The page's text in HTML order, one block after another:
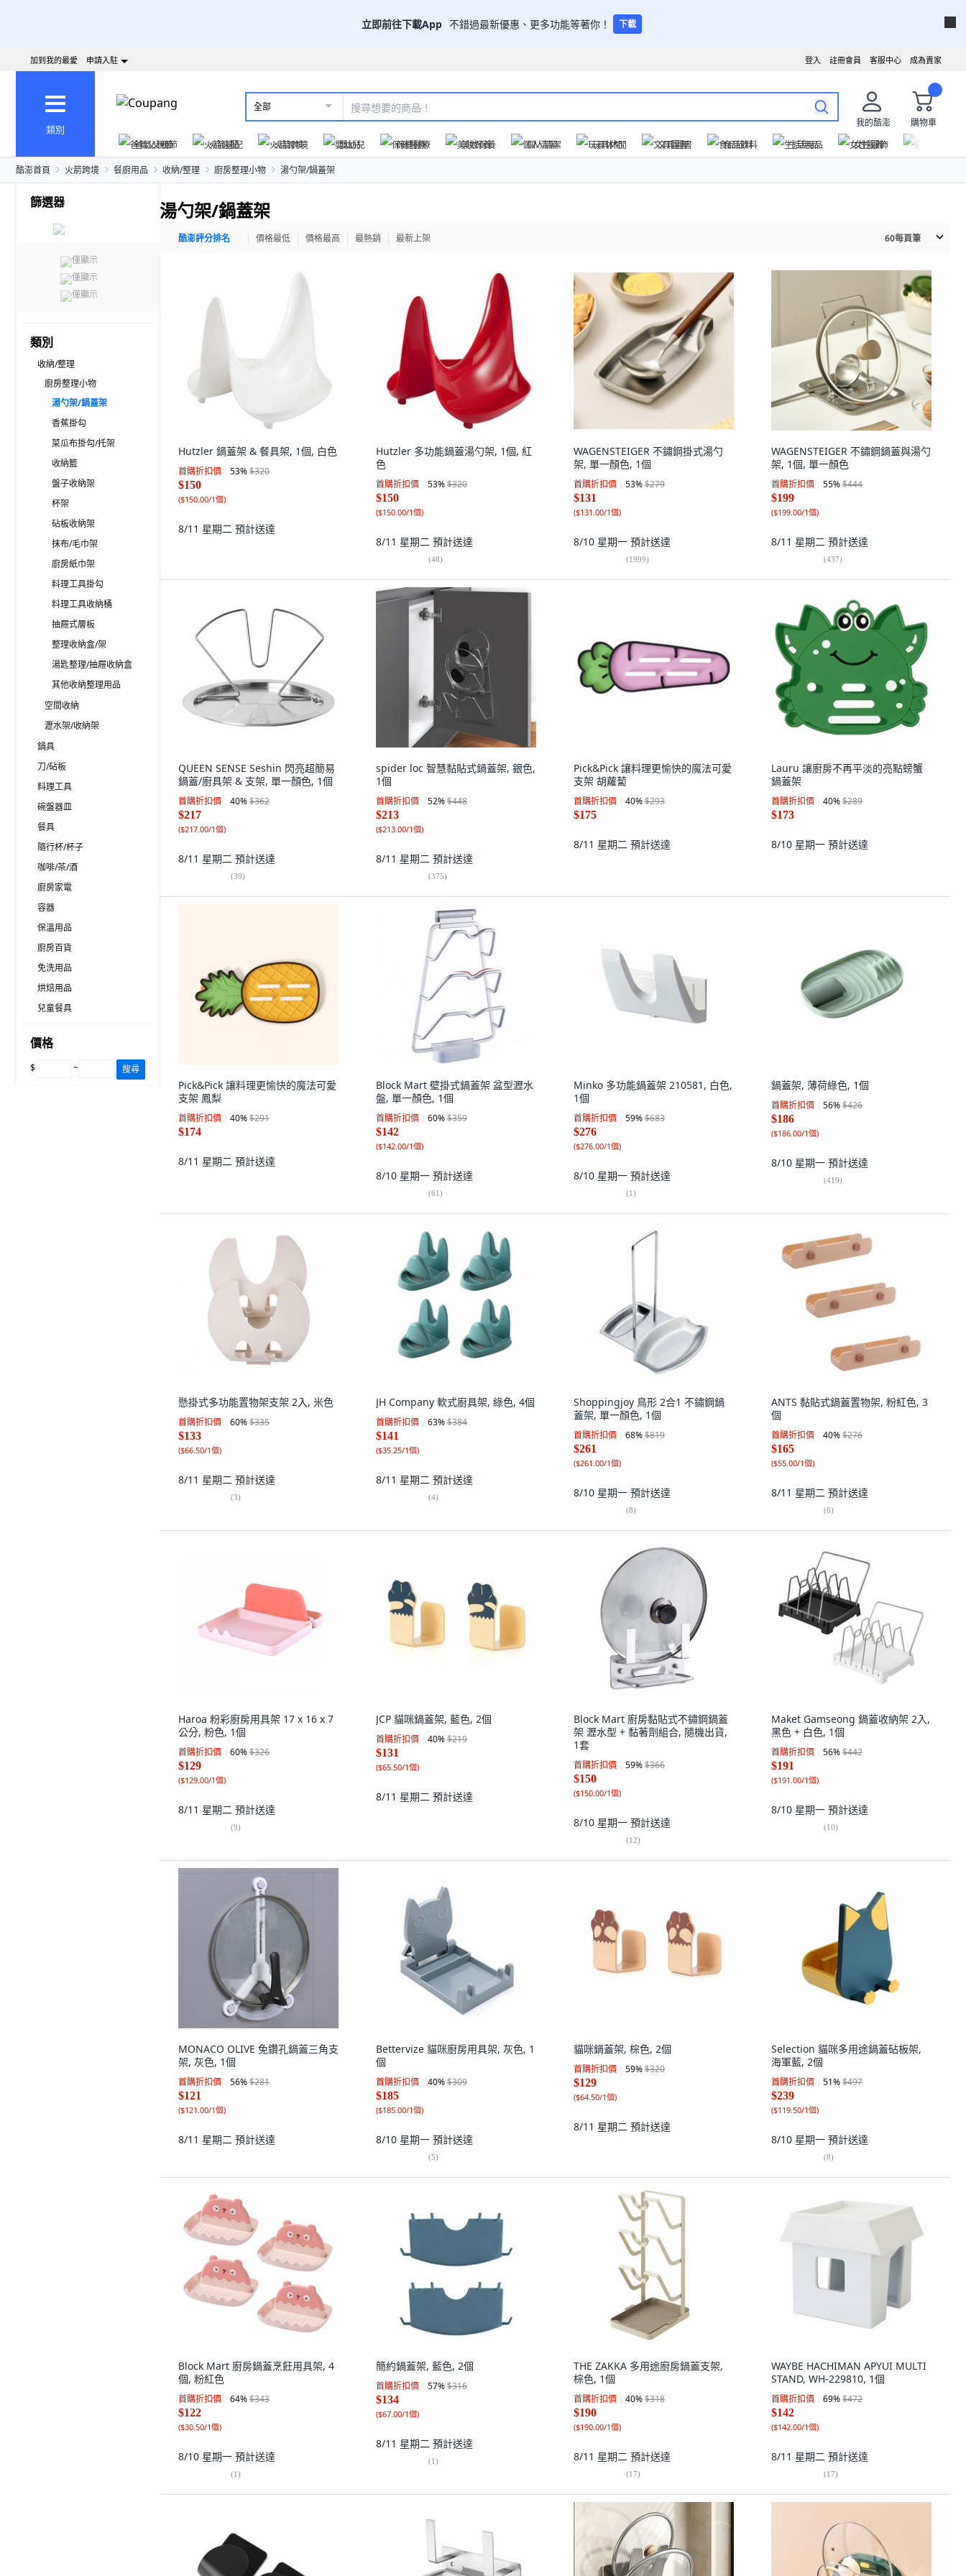
立即前往下載App 不錯過最新優惠、更多功能等著你！ 下載
成為賣家
客服中心
註冊會員
登入
加到我的最愛 申請入駐
類別
全部
我的酷澎
購物車
爸氣父親節
火箭速配 火箭跨境 嬰幼兒 保健醫療 美妝保養 個人清潔 玩具休閒 文具圖書 食品飲料 生活用品 女性服飾
酷澎首頁 火箭跨境 餐廚用品 收納/整理 廚房整理小物 湯勺架/鍋蓋架
篩選器
僅顯示
僅顯示
僅顯示
類別
收納/整理
廚房整理小物
湯勺架/鍋蓋架
香蕉掛勾
菜瓜布掛勾/托架
收納籃
盤子收納架
杯架
砧板收納架
抹布/毛巾架
廚房紙巾架
料理工具掛勾
料理工具收納桶
抽屜式層板
整理收納盒/架
湯匙整理/抽屜收納盒
其他收納整理用品
空間收納
瀝水架/收納架
鍋具
刀/砧板
料理工具
碗盤器皿
餐具
隨行杯/杯子
咖啡/茶/酒
廚房家電
容器
保溫用品
廚房百貨
免洗用品
烘焙用品
兒童餐具
價格
$ ~ 搜尋
湯勺架/鍋蓋架
酷澎評分排名 價格最低 價格最高 最熱銷 最新上架 60每頁筆
Hutzler 鍋蓋架 & 餐具架, 1個, 白色
首購折扣價 53%$320
$150
($150.00/1個)
8/11 星期二 預計送達
Hutzler 多功能鍋蓋湯勺架, 1個, 紅
色
首購折扣價 53%$320
$150
($150.00/1個)
8/11 星期二 預計送達
(48)
WAGENSTEIGER 不鏽鋼掛式湯勺
架, 單一顏色, 1個
首購折扣價 53%$279
$131
($131.00/1個)
8/10 星期一 預計送達
(1999)
WAGENSTEIGER 不鏽鋼鍋蓋與湯勺
架, 1個, 單一顏色
首購折扣價 55%$444
$199
($199.00/1個)
8/11 星期二 預計送達
(437)
QUEEN SENSE Seshin 閃亮超簡易
鍋蓋/廚具架 & 支架, 單一顏色, 1個
首購折扣價 40%$362
$217
($217.00/1個)
8/11 星期二 預計送達
(39)
spider loc 智慧黏貼式鍋蓋架, 銀色,
1個
首購折扣價 52%$448
$213
($213.00/1個)
8/11 星期二 預計送達
(375)
Pick&Pick 讓料理更愉快的魔法可愛
支架 胡蘿蔔
首購折扣價 40%$293
$175
8/11 星期二 預計送達
Lauru 讓廚房不再平淡的亮點螃蟹
鍋蓋架
首購折扣價 40%$289
$173
8/10 星期一 預計送達
Pick&Pick 讓料理更愉快的魔法可愛
支架 鳳梨
首購折扣價 40%$291
$174
8/11 星期二 預計送達
Block Mart 壁掛式鍋蓋架 盆型瀝水
盤, 單一顏色, 1個
首購折扣價 60%$359
$142
($142.00/1個)
8/10 星期一 預計送達
(61)
Minko 多功能鍋蓋架 210581, 白色,
1個
首購折扣價 59%$683
$276
($276.00/1個)
8/10 星期一 預計送達
(1)
鍋蓋架, 薄荷綠色, 1個
首購折扣價 56%$426
$186
($186.00/1個)
8/10 星期一 預計送達
(419)
懸掛式多功能置物架支架 2入, 米色
首購折扣價 60%$335
$133
($66.50/1個)
8/11 星期二 預計送達
(3)
JH Company 軟式廚具架, 綠色, 4個
首購折扣價 63%$384
$141
($35.25/1個)
8/11 星期二 預計送達
(4)
Shoppingjoy 鳥形 2合1 不鏽鋼鍋
蓋架, 單一顏色, 1個
首購折扣價 68%$819
$261
($261.00/1個)
8/10 星期一 預計送達
(8)
ANTS 黏貼式鍋蓋置物架, 粉紅色, 3
個
首購折扣價 40%$276
$165
($55.00/1個)
8/11 星期二 預計送達
(6)
Haroa 粉彩廚房用具架 17 x 16 x 7
公分, 粉色, 1個
首購折扣價 60%$326
$129
($129.00/1個)
8/11 星期二 預計送達
(9)
JCP 貓咪鍋蓋架, 藍色, 2個
首購折扣價 40%$219
$131
($65.50/1個)
8/11 星期二 預計送達
Block Mart 廚房黏貼式不鏽鋼鍋蓋
架 瀝水型 + 黏著劑組合, 隨機出貨,
1套
首購折扣價 59%$366
$150
($150.00/1個)
8/10 星期一 預計送達
(12)
Maket Gamseong 鍋蓋收納架 2入,
黑色 + 白色, 1個
首購折扣價 56%$442
$191
($191.00/1個)
8/10 星期一 預計送達
(10)
MONACO OLIVE 免鑽孔鍋蓋三角支
架, 灰色, 1個
首購折扣價 56%$281
$121
($121.00/1個)
8/11 星期二 預計送達
Bettervize 貓咪廚房用具架, 灰色, 1
個
首購折扣價 40%$309
$185
($185.00/1個)
8/10 星期一 預計送達
(5)
貓咪鍋蓋架, 棕色, 2個
首購折扣價 59%$320
$129
($64.50/1個)
8/11 星期二 預計送達
Selection 貓咪多用途鍋蓋砧板架,
海軍藍, 2個
首購折扣價 51%$497
$239
($119.50/1個)
8/10 星期一 預計送達
(8)
Block Mart 廚房鍋蓋烹飪用具架, 4
個, 粉紅色
首購折扣價 64%$343
$122
($30.50/1個)
8/10 星期一 預計送達
(1)
簡約鍋蓋架, 藍色, 2個
首購折扣價 57%$316
$134
($67.00/1個)
8/11 星期二 預計送達
(1)
THE ZAKKA 多用途廚房鍋蓋支架,
棕色, 1個
首購折扣價 40%$318
$190
($190.00/1個)
8/11 星期二 預計送達
(17)
WAYBE HACHIMAN APYUI MULTI
STAND, WH-229810, 1個
首購折扣價 69%$472
$142
($142.00/1個)
8/11 星期二 預計送達
(17)